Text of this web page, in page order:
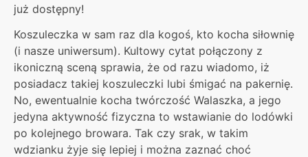
już dostępny!
Koszuleczka w sam raz dla kogoś, kto kocha siłownię
(i nasze uniwersum). Kultowy cytat połączony z
ikoniczną sceną sprawia, że od razu wiadomo, iż
posiadacz takiej koszuleczki lubi śmigać na pakernię.
No, ewentualnie kocha twórczość Walaszka, a jego
jedyna aktywność fizyczna to wstawianie do lodówki
po kolejnego browara. Tak czy srak, w takim
wdzianku żyje się lepiej i można zaznać choć